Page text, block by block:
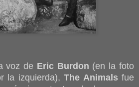
voz de Eric Burdon (en la foto
la izquierda),The Animals fue